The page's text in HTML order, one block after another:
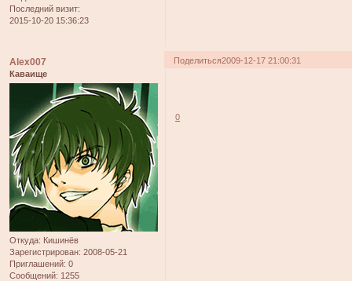
Последний визит:
2015-10-20 15:36:23
Поделиться2009-12-17 21:00:31
Alex007
Каваище
Откуда: Кишинёв
Зарегистрирован: 2008-05-21
Приглашений: 0
Сообщений: 1255
0